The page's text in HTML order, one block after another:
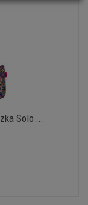
Solo ...